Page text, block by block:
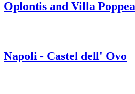
Oplontis and Villa Poppea
Napoli - Castel dell' Ovo